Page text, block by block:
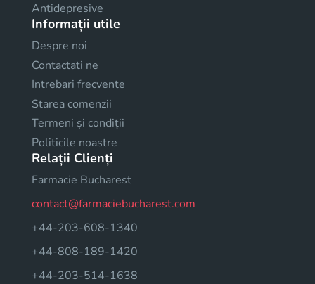
Antidepresive
Informații utile
Despre noi
Contactati ne
Intrebari frecvente
Starea comenzii
Termeni și condiții
Politicile noastre
Relații Clienți
Farmacie Bucharest
contact@farmaciebucharest.com
+44-203-608-1340
+44-808-189-1420
+44-203-514-1638